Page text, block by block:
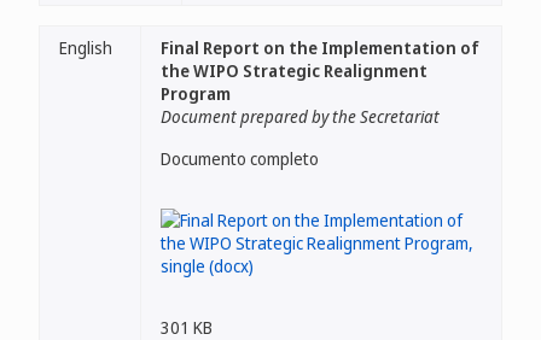
English
Final Report on the Implementation of
the WIPO Strategic Realignment
Program
Document prepared by the Secretariat
Documento completo
301 KB